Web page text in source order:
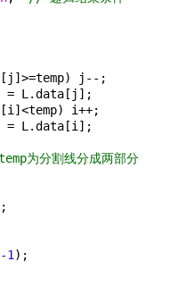
j--;
= L.data[j];
i++;
L.data[i];
为分割线分成两部分
-1 );